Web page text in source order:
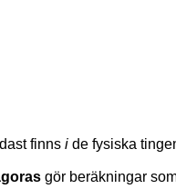
finns i de fysiska
gör beräkningar